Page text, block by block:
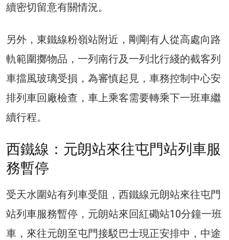
續密切留意有關情況。
另外，東鐵線粉嶺站附近，剛剛有人從高處向路
軌範圍擲物品，一列南行及一列北行綫的截客列
車擋風玻璃受損，為審慎起見，車務控制中心安
排列車回廠檢查，車上乘客需要轉乘下一班車繼
續行程。
西鐵線：元朗站來往屯門站列車服
務暫停
受天水圍站有列車受阻，西鐵線元朗站來往屯門
站列車服務暫停，元朗站來回紅磡站10分鐘一班
車，來往元朗至屯門接駁巴士現正安排中，中途